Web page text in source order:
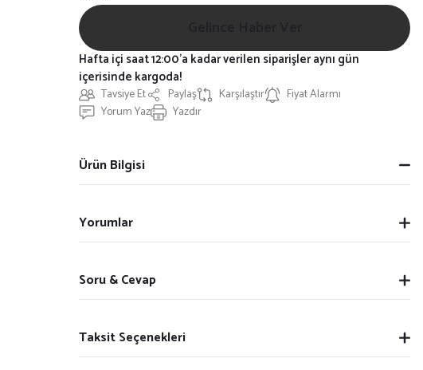
Tavsiye Et Paylaş Karşılaştır
Fiyat Alarmı
Yorum Yaz
Yazdır
Hafta içi saat 12:00'a kadar verilen siparişler aynı gün
içerisinde kargoda!
Ürün Bilgisi
Yorumlar
Soru & Cevap
Taksit Seçenekleri